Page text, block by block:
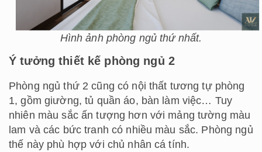
Hình ảnh phòng ngủ thứ nhất.
Ý tưởng thiết kế phòng ngủ 2
Phòng ngủ thứ 2 cũng có nội thất tương tự phòng
1, gồm giường, tủ quần áo, bàn làm việc… Tuy
nhiên màu sắc ấn tượng hơn với mảng tường màu
lam và các bức tranh có nhiều màu sắc. Phòng ngủ
thế này phù hợp với chủ nhân cá tính.